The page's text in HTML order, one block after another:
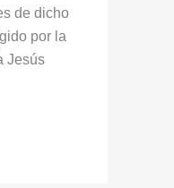
de dicho
por la
Jesús